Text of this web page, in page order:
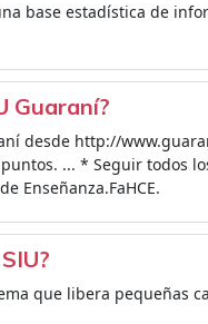
base estadística de
Guaraní?
desde http://
... * Seguir todos
Enseñanza.FaHCE.
que libera pequeñas